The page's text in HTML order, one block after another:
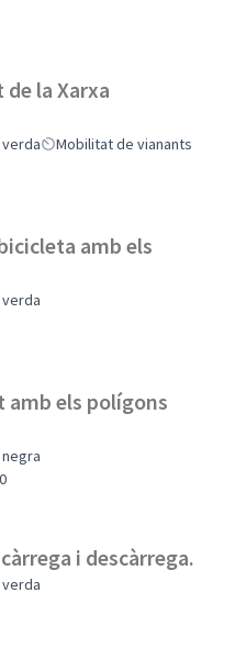
de la Xarxa
Mobilitat de vianants
amb els
els polígons
0
i descàrrega.